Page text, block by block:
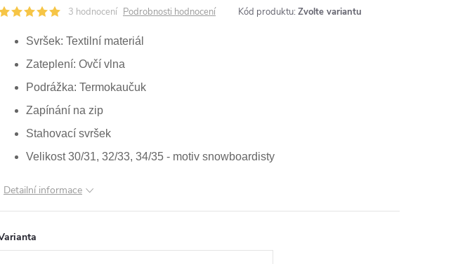
3 hodnocení Podrobnosti hodnocení Kód produktu: Zvolte variantu
Svršek: Textilní materiál
Zateplení: Ovčí vlna
Podrážka: Termokaučuk
Zapínání na zip
Stahovací svršek
Velikost 30/31, 32/33, 34/35 - motiv snowboardisty
Detailní informace